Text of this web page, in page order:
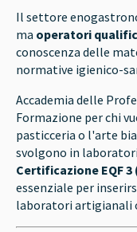
Il settore
ma operatori
conoscenza delle
normative igienico-
Accademia delle
Formazione per chi
pasticceria o l'arte
svolgono in
Certificazione EQF
essenziale per
laboratori artigianali